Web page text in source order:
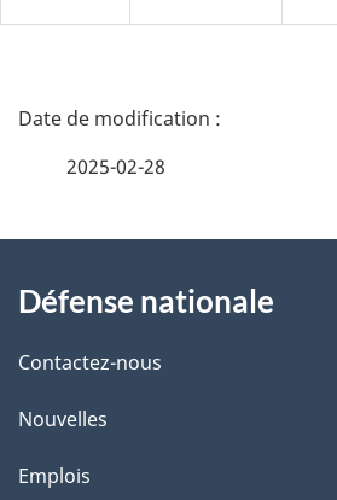
D
i
l
s
d
2025-02-28
propos
de
ce
site
Défense nationale
Contactez-nous
Nouvelles
Emplois